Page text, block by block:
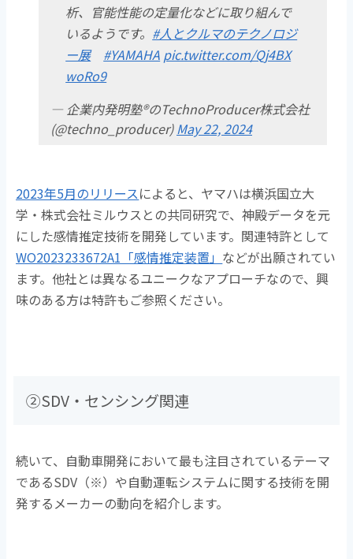
析、官能性能の定量化などに取り組んで
いるようです。 #人とクルマのテクノロジ
ー展
#YAMAHA pic.twitter.com/Qj4BX
woRo9
— 企業内発明塾®のTechnoProducer株式会社
(@techno_producer)May 22, 2024
2023年5月のリリースによると、ヤマハは横浜国立大
学・株式会社ミルウスとの共同研究で、神殿データを元
にした感情推定技術を開発しています。関連特許として
WO2023233672A1「感情推定装置」 などが出願されてい
ます。他社とは異なるユニークなアプローチなので、興
味のある方は特許もご参照ください。
②SDV・センシング関連
続いて、自動車開発において最も注目されているテーマ
であるSDV（※）や自動運転システムに関する技術を開
発するメーカーの動向を紹介します。